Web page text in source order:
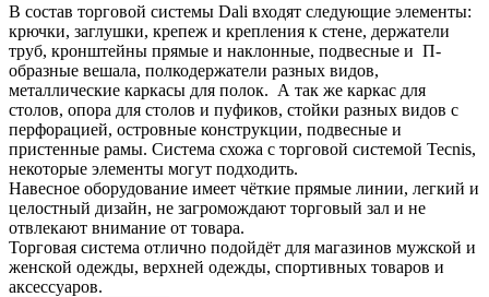
В состав торговой системы Dali входят следующие элементы:
крючки, заглушки, крепеж и крепления к стене, держатели
труб, кронштейны прямые и наклонные, подвесные и П-
образные вешала, полкодержатели разных видов,
металлические каркасы для полок. А так же каркас для
столов, опора для столов и пуфиков, стойки разных видов с
перфорацией, островные конструкции, подвесные и
пристенные рамы. Система схожа с торговой системой Tecnis,
некоторые элементы могут подходить.
Навесное оборудование имеет чёткие прямые линии, легкий и
целостный дизайн, не загромождают торговый зал и не
отвлекают внимание от товара.
Торговая система отлично подойдёт для магазинов мужской и
женской одежды, верхней одежды, спортивных товаров и
аксессуаров.